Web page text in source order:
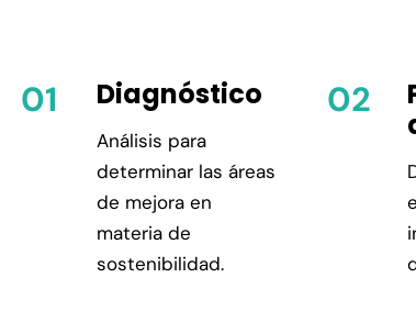
Diagnóstico
Análisis para
determinar las áreas
de mejora en
materia de
sostenibilidad.